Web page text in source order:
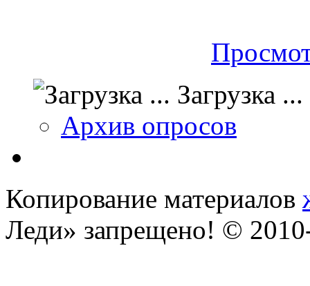
Загрузка ...
Архив опросов
Копирование материалов
Леди» запрещено! ©